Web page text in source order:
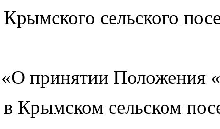
Крымского сельского
«О принятии Положения
в Крымском сельском